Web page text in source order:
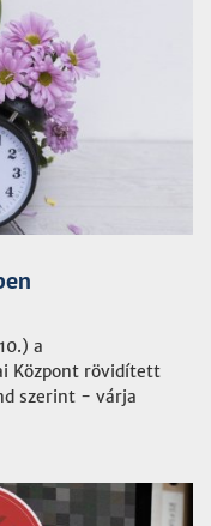
a
Központ rövidített
szerint - várja